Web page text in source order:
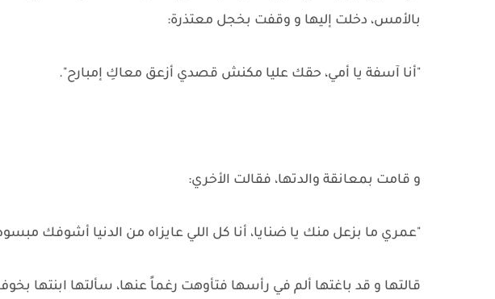
بالأمس، دخلت إليها و وقفت بخجل معتذرة:
"أنا آسفة يا أمي، حقك عليا مكنش قصدي أزعق معاكِ إمبارح".
و قامت بمعانقة والدتها، فقالت الأخري:
"عمري ما بزعل منك يا ضنايا، أنا كل اللي عايزاه من الدنيا أشوفك
قالتها و قد باغتها ألم في رأسها فتأوهت رغماً عنها، سألتها ابنتها